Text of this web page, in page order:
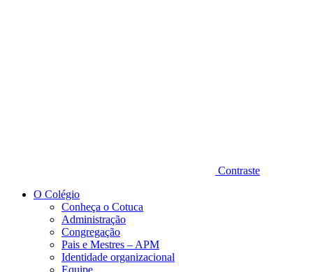
Contraste
O Colégio
Conheça o Cotuca
Administração
Congregação
Pais e Mestres – APM
Identidade organizacional
Equipe